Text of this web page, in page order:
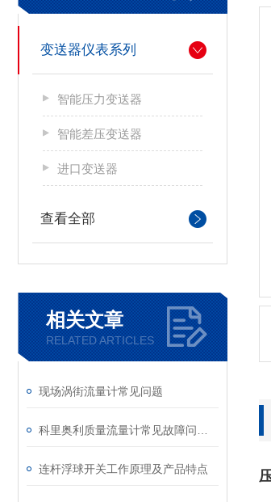
变送器仪表系列
智能压力变送器
智能差压变送器
进口变送器
查看全部
相关文章
RELATED ARTICLES
现场涡街流量计常见问题
连杆浮球开关工作原理及产品特点